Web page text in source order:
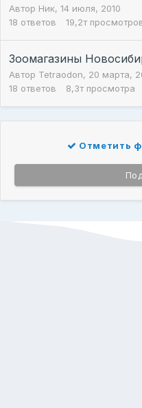
Автор Ник, 14 июля, 2010
18 ответов 19,2т
Зоомагазины
Автор Tetraodon, 20 марта,
18 ответов 8,3т просмотра
Отметить